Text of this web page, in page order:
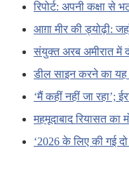
रिपोर्ट: अपनी कक्षा
आग़ा मीर की ड्योढ़ी:
संयुक्त अरब अमीरात में
डील साइन करने का यह
‘मैं कहीं नहीं जा रहा’;
महमूदाबाद रियासत का
‘2026 के लिए की गई